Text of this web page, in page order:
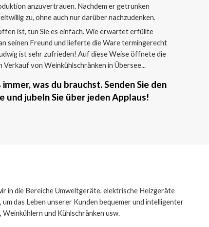
anzuvertrauen. Nachdem er getrunken
zu, ohne auch nur darüber nachzudenken.
ist, tun Sie es einfach. Wie erwartet erfüllte
seinen Freund und lieferte die Ware termingerecht
ist sehr zufrieden! Auf diese Weise öffnete die
Verkauf von Weinkühlschränken in Übersee...
was du brauchst. Senden Sie den
und jubeln Sie über jeden Applaus!
in die Bereiche Umweltgeräte, elektrische Heizgeräte
das Leben unserer Kunden bequemer und intelligenter
und Kühlschränken usw.